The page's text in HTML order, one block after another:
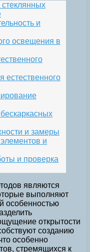
и
освещения в
естественного
и замеры
и
и проверка
являются
выполняют
особенностью
открытости
созданию
особенно
стремящихся к